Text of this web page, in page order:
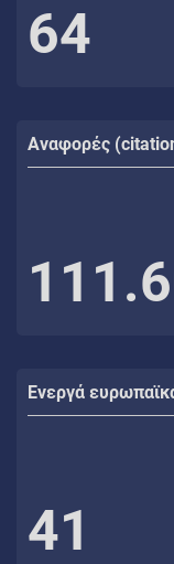
64
Αναφορές
Ενεργά
41